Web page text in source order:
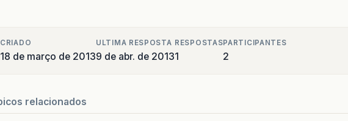
CRIADO
18 de março de 2013
ULTIMA RESPOSTA
9 de abr. de 2013
RESPOSTAS
1
PARTICIPANTES
2
relacionados